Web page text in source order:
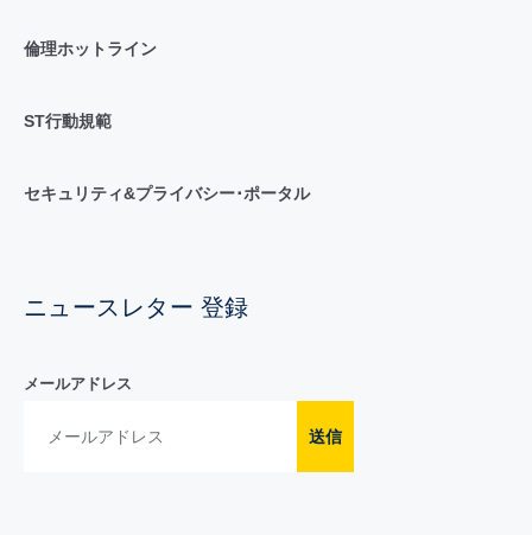
倫理ホットライン
ST行動規範
セキュリティ&プライバシー･ポータル
ニュースレター 登録
メールアドレス
送信